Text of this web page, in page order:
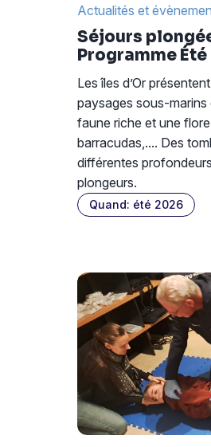
Actualités et
Séjours
Programme
Les îles d’Or
paysages sous-marins
faune riche et une
barracudas,.... Des
différentes
plongeurs.
Quand: été 2026